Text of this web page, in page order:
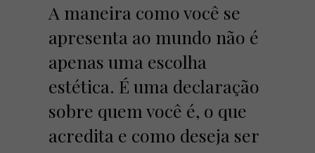
A maneira como você se
apresenta ao mundo não é
apenas uma escolha
estética. É uma declaração
sobre quem você é, o que
acredita e como deseja ser